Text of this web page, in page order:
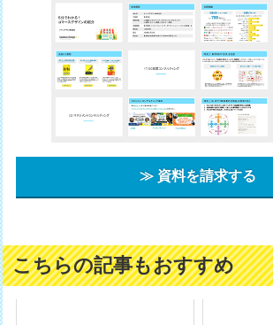
≫ 資料を請求する
こちらの記事もおすすめ